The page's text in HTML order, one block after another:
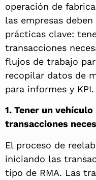
operación de
las empresas
prácticas clave:
transacciones
flujos de trabajo
recopilar datos de
para informes y
1. Tener un
transacciones
El proceso de
iniciando las
tipo de RMA. Las